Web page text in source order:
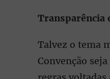
Transparência
Talvez o tema
Convenção